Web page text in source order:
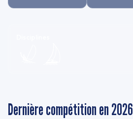
Dernière compétition en 2026